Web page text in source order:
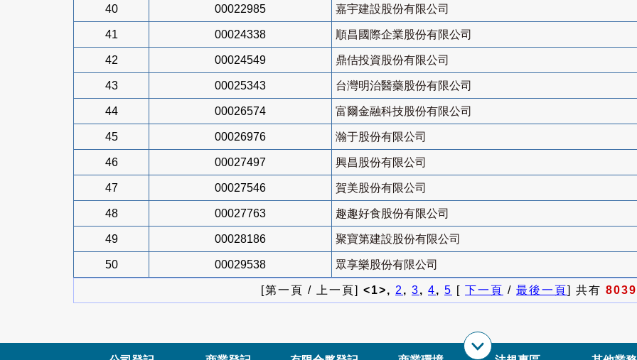
40 00022985 嘉宇建設股份有限公司
41 00024338 順昌國際企業股份有限公司
42 00024549 鼎佶投資股份有限公司
43 00025343 台灣明治醫藥股份有限公司
44 00026574 富爾金融科技股份有限公司
45 00026976 瀚于股份有限公司
46 00027497 興昌股份有限公司
47 00027546 賀美股份有限公司
48 00027763 趣趣好食股份有限公司
49 00028186 聚寶第建設股份有限公司
50 00029538 眾享樂股份有限公司
[第一頁 / 上一頁] <1>, 2, 3, 4, 5 [ 下一頁 / 最後一頁] 共有 8039